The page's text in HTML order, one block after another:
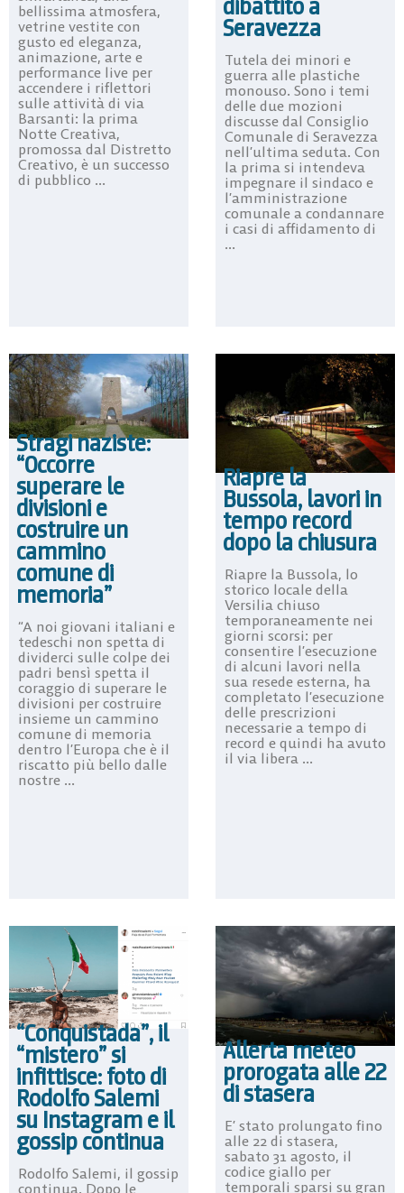
bellissima atmosfera,
vetrine vestite con
gusto ed eleganza,
animazione, arte e
performance live per
accendere i riflettori
sulle attività di via
Barsanti: la prima
Notte Creativa,
promossa dal Distretto
Creativo, è un successo
di pubblico ...
dibattito a
Seravezza
Tutela dei minori e
guerra alle plastiche
monouso. Sono i temi
delle due mozioni
discusse dal Consiglio
Comunale di Seravezza
nell’ultima seduta. Con
la prima si intendeva
impegnare il sindaco e
l’amministrazione
comunale a condannare
i casi di affidamento di
...
Stragi naziste:
“Occorre
superare le
divisioni e
costruire un
cammino
comune di
memoria”
“A noi giovani italiani e
tedeschi non spetta di
dividerci sulle colpe dei
padri bensì spetta il
coraggio di superare le
divisioni per costruire
insieme un cammino
comune di memoria
dentro l’Europa che è il
riscatto più bello dalle
nostre ...
Riapre la
Bussola, lavori in
tempo record
dopo la chiusura
Riapre la Bussola, lo
storico locale della
Versilia chiuso
temporaneamente nei
giorni scorsi: per
consentire l’esecuzione
di alcuni lavori nella
sua resede esterna, ha
completato l’esecuzione
delle prescrizioni
necessarie a tempo di
record e quindi ha avuto
il via libera ...
“Conquistada”, il
“mistero” si
infittisce: foto di
Rodolfo Salemi
su Instagram e il
gossip continua
Rodolfo Salemi, il gossip
continua. Dopo le
Allerta meteo
prorogata alle 22
di stasera
E’ stato prolungato fino
alle 22 di stasera,
sabato 31 agosto, il
codice giallo per
temporali sparsi su gran